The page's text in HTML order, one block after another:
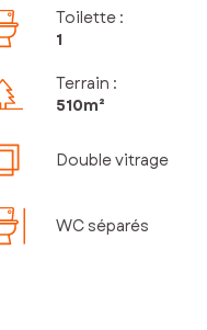
Toilette :
1
Terrain :
510m²
Double vitrage
WC séparés